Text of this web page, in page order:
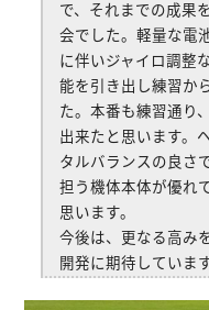
で、それまでの成果
会でした。軽量な電
に伴いジャイロ調整
能を引き出し練習か
た。本番も練習通り
出来たと思います。
タルバランスの良さ
担う機体本体が優れ
思います。
今後は、更なる高み
開発に期待しています